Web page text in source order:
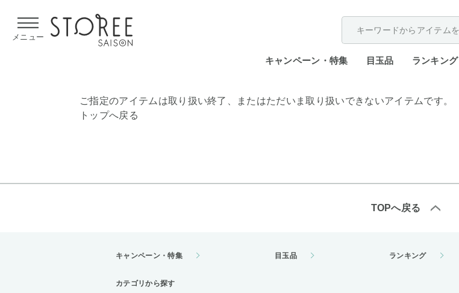
メニュー
キャンペーン・特集 目玉品 ランキング
ご指定のアイテムは取り扱い終了、またはただいま取り扱いできないアイテムです。
トップへ戻る
TOPへ戻る
キャンペーン・特集 目玉品 ランキング
カテゴリから探す